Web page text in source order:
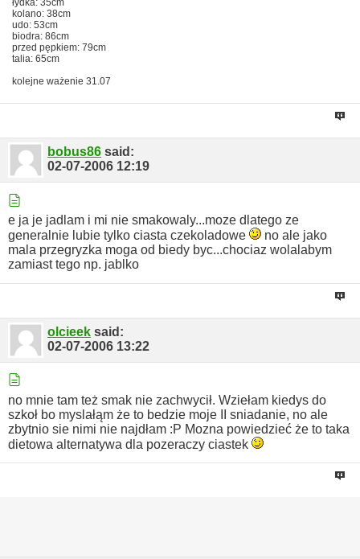
łydka: 35cm
kolano: 38cm
udo: 53cm
biodra: 86cm
przed pępkiem: 79cm
talia: 65cm
kolejne ważenie 31.07
bobus86 said:
02-07-2006 12:19
e ja je jadlam i mi nie smakowaly...moze dlatego ze
generalnie lubie tylko ciasta czekoladowe
no ale jako
mala przegryzka moga od biedy byc...chociaz wolalabym
zamiast tego np. jablko
olcieek said:
02-07-2006 13:22
no mnie tam też smak nie zachwycił. Wziełam kiedys do
szkoł bo myslałąm że to bedzie moje II sniadanie, no ale
zbytnio sie nimi nie najdłam :P Mozna powiedzieć że to taka
dietowa alternatywa dla pozeraczy ciastek